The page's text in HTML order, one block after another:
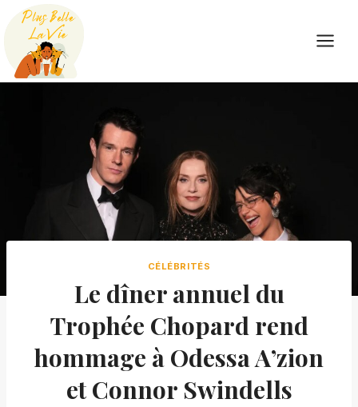
Skip
content
CÉLÉBRITÉS
Le dîner annuel du
Trophée Chopard rend
hommage à Odessa A’zion
et Connor Swindells